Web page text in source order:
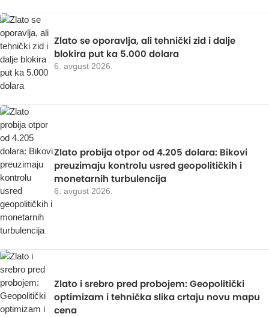
Zlato se oporavlja, ali tehnički zid i dalje
blokira put ka 5.000 dolara
6. avgust 2026.
Zlato probija otpor od 4.205 dolara: Bikovi
preuzimaju kontrolu usred geopolitičkih i
monetarnih turbulencija
6. avgust 2026.
Zlato i srebro pred probojem: Geopolitički
optimizam i tehnička slika crtaju novu mapu
cena